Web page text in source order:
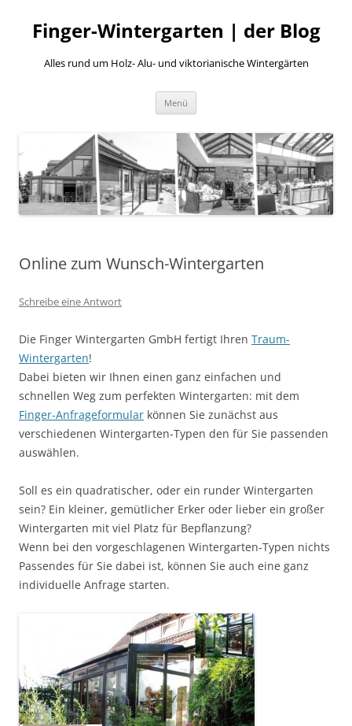
Finger-Wintergarten | der Blog
Alles rund um Holz- Alu- und viktorianische Wintergärten
Menü
Online zum Wunsch-Wintergarten
Schreibe eine Antwort
Die Finger Wintergarten GmbH fertigt Ihren Traum-
Wintergarten!
Dabei bieten wir Ihnen einen ganz einfachen und
schnellen Weg zum perfekten Wintergarten: mit dem
Finger-Anfrageformular können Sie zunächst aus
verschiedenen Wintergarten-Typen den für Sie passenden
auswählen.
Soll es ein quadratischer, oder ein runder Wintergarten
sein? Ein kleiner, gemütlicher Erker oder lieber ein großer
Wintergarten mit viel Platz für Bepflanzung?
Wenn bei den vorgeschlagenen Wintergarten-Typen nichts
Passendes für Sie dabei ist, können Sie auch eine ganz
individuelle Anfrage starten.